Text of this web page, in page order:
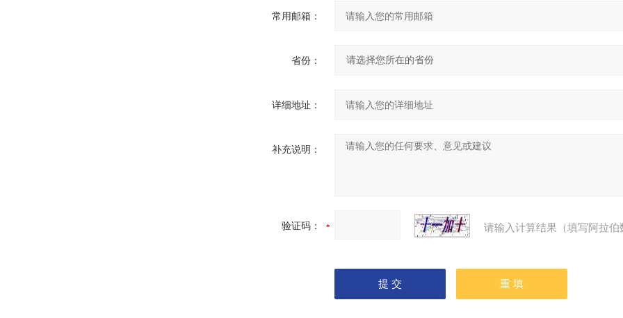
常用邮箱：
省份：
详细地址：
补充说明：
验证码： 请输入计算结果（填写阿拉